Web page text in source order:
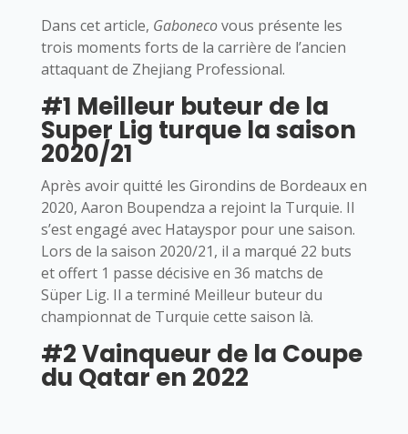
Dans cet article, Gabonecovous présente les
trois moments forts de la carrière de l’ancien
attaquant de Zhejiang Professional.
#1 Meilleur buteur de la
Super Lig turque la saison
2020/21
Après avoir quitté les Girondins de Bordeaux en
2020, Aaron Boupendza a rejoint la Turquie. Il
s’est engagé avec Hatayspor pour une saison.
Lors de la saison 2020/21, il a marqué 22 buts
et offert 1 passe décisive en 36 matchs de
Süper Lig. Il a terminé Meilleur buteur du
championnat de Turquie cette saison là.
#2 Vainqueur de la Coupe
du Qatar en 2022